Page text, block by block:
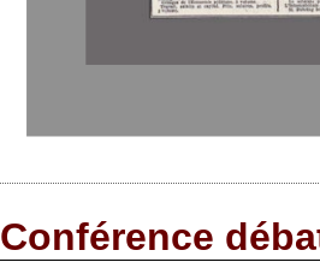
Conférence